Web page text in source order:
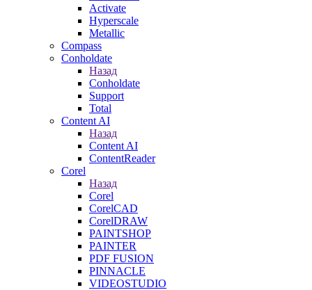
Activate
Hyperscale
Metallic
Compass
Conholdate
Назад
Conholdate
Support
Total
Content AI
Назад
Content AI
ContentReader
Corel
Назад
Corel
CorelCAD
CorelDRAW
PAINTSHOP
PAINTER
PDF FUSION
PINNACLE
VIDEOSTUDIO